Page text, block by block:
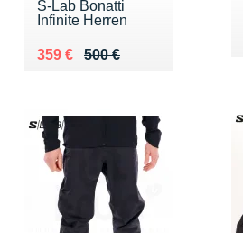
S-Lab Bonatti
Infinite Herren
500 €
Au lieu de 500 €
359 €
Vendu 359 €